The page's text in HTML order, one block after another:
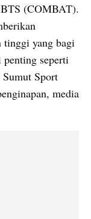
(COMBAT).
tinggi yang bagi
seperti
Sport
media